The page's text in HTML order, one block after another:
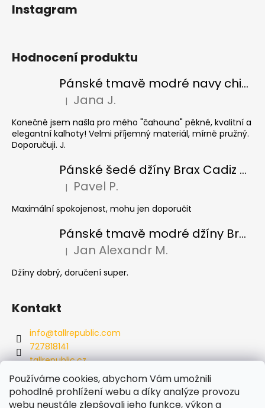
Používáme cookies, abychom Vám umožnili
pohodlné prohlížení webu a díky analýze provozu
webu neustále zlepšovali jeho funkce, výkon a
Instagram
Hodnocení produktu
Pánské tmavě modré navy chinos Ed Baxter, prodloužené
Hodnocení produktu je 5 z 5 hvězdiček.
| Jana J.
Konečně jsem našla pro mého "čahouna" pěkné, kvalitní a
elegantní kalhoty! Velmi příjemný materiál, mírně pružný.
Doporučuji. J.
Pánské šedé džíny Brax Cadiz Grey smoke, prodloužené
Hodnocení produktu je 5 z 5 hvězdiček.
| Pavel P.
Maximální spokojenost, mohu jen doporučit
Pánské tmavě modré džíny Brax Cadiz Dark blue, prodloužené
Hodnocení produktu je 5 z 5 hvězdiček.
| Jan Alexandr M.
Džíny dobrý, doručení super.
Kontakt
info@tallrepublic.com
727818141
tallrepublic.cz
tallrepublic.cz/
727818141